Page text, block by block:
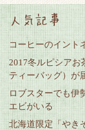
人気記事
コーヒーのイント
2017冬ルピシアお
ティーバッグ）が
ロブスターでも伊
エビがいる
北海道限定「やき